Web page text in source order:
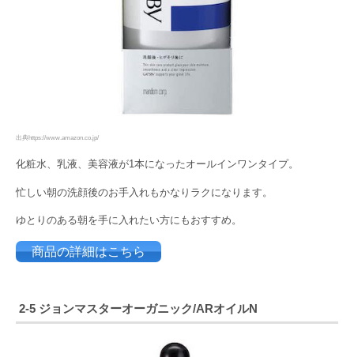
出典https://www.amazon.co.jp/
化粧水、乳液、美容液が1本になったオールインワンタイプ。
忙しい朝の洗顔後のお手入れもかなりラクになります。
ゆとりのある朝を手に入れたい方にもおすすめ。
商品の詳細はこちら
2-5 ジョンマスターオーガニック/ARオイルN